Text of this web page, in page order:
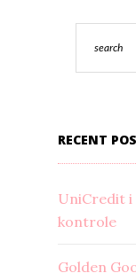
RECENT
UniCredit i
kontrole
Golden